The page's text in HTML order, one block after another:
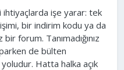
ihtiyaçlarda işe yarar: tek
bir indirim kodu ya da
forum. Tanımadığınız
de bülten
Hatta halka açık